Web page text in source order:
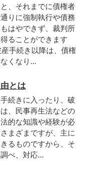
、それまでに債権者
りに強制執行や債務
はやできず、裁判所
ることができます
産手続き以降は、債権
くなり...
とは
続きに入ったり、破
、民事再生法などの
的な知識や経験が必
まざまですが、主に
るものですから、そ
べ、対応...